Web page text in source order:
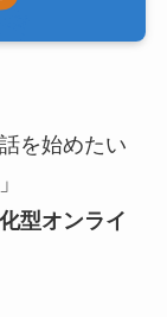
を始めたい
型オンライ